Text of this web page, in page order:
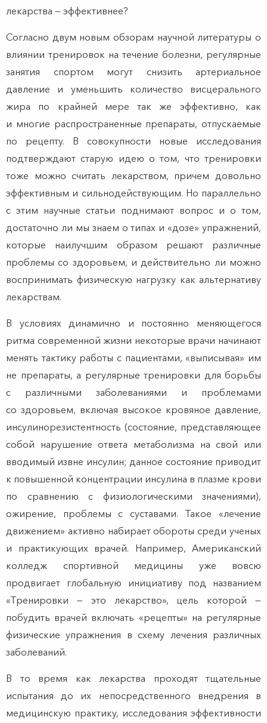
лекарства — эффективнее?
Согласно двум новым обзорам научной литературы о
влиянии тренировок на течение болезни, регулярные
занятия спортом могут снизить артериальное
давление и уменьшить количество висцерального
жира по крайней мере так же эффективно, как
и многие распространенные препараты, отпускаемые
по рецепту. В совокупности новые исследования
подтверждают старую идею о том, что тренировки
тоже можно считать лекарством, причем довольно
эффективным и сильнодействующим. Но параллельно
с этим научные статьи поднимают вопрос и о том,
достаточно ли мы знаем о типах и «дозе» упражнений,
которые наилучшим образом решают различные
проблемы со здоровьем, и действительно ли можно
воспринимать физическую нагрузку как альтернативу
лекарствам.
В условиях динамично и постоянно меняющегося
ритма современной жизни некоторые врачи начинают
менять тактику работы с пациентами, «выписывая» им
не препараты, а регулярные тренировки для борьбы
с различными заболеваниями и проблемами
со здоровьем, включая высокое кровяное давление,
инсулинорезистентность (состояние, представляющее
собой нарушение ответа метаболизма на свой или
вводимый извне инсулин; данное состояние приводит
к повышенной концентрации инсулина в плазме крови
по сравнению с физиологическими значениями),
ожирение, проблемы с суставами. Такое «лечение
движением» активно набирает обороты среди ученых
и практикующих врачей. Например, Американский
колледж спортивной медицины уже вовсю
продвигает глобальную инициативу под названием
«Тренировки — это лекарство», цель которой —
побудить врачей включать «рецепты» на регулярные
физические упражнения в схему лечения различных
заболеваний.
В то время как лекарства проходят тщательные
испытания до их непосредственного внедрения в
медицинскую практику, исследования эффективности